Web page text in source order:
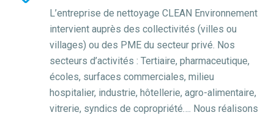
L’entreprise de nettoyage CLEAN Environnement
intervient auprès des collectivités (villes ou
villages) ou des PME du secteur privé. Nos
secteurs d’activités : Tertiaire, pharmaceutique,
écoles, surfaces commerciales, milieu
hospitalier, industrie, hôtellerie, agro-alimentaire,
vitrerie, syndics de copropriété…. Nous réalisons